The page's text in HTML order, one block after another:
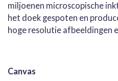
miljoenen microscopische
het doek gespoten en
hoge resolutie afbeeldingen
Canvas